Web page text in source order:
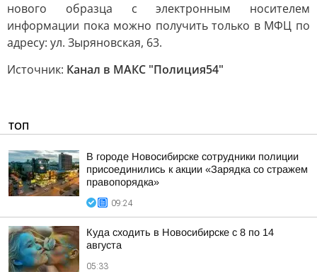
нового образца с электронным носителем
информации пока можно получить только в МФЦ по
адресу: ул. Зыряновская, 63.
Источник: Канал в МАКС "Полиция54"
ТОП
В городе Новосибирске сотрудники полиции
присоединились к акции «Зарядка со стражем
правопорядка»
09:24
Куда сходить в Новосибирске с 8 по 14
августа
05:33